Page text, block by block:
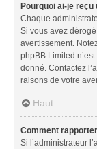
Pourquoi ai-je
Chaque
Si vous avez
avertissement.
phpBB Limited
donné. Contactez
raisons de votre
Haut
Comment
Si l’administrateur